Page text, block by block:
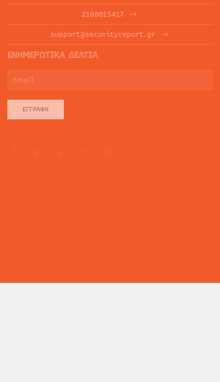
2108815417
support@securityreport.gr
ΕΝΗΜΕΡΩΤΙΚΑ ΔΕΛΤΙΑ
ΕΓΓΡΑΦΉ